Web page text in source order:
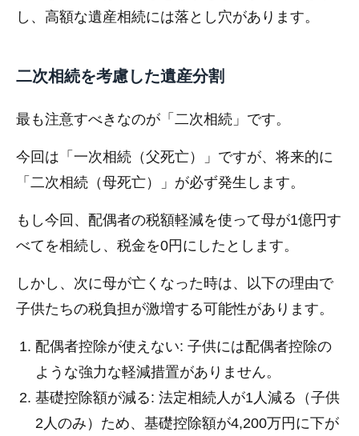
し、高額な遺産相続には落とし穴があります。
二次相続を考慮した遺産分割
最も注意すべきなのが「二次相続」です。
今回は「一次相続（父死亡）」ですが、将来的に
「二次相続（母死亡）」が必ず発生します。
もし今回、配偶者の税額軽減を使って母が1億円す
べてを相続し、税金を0円にしたとします。
しかし、次に母が亡くなった時は、以下の理由で
子供たちの税負担が激増する可能性があります。
配偶者控除が使えない: 子供には配偶者控除の
ような強力な軽減措置がありません。
基礎控除額が減る: 法定相続人が1人減る（子供
2人のみ）ため、基礎控除額が4,200万円に下が